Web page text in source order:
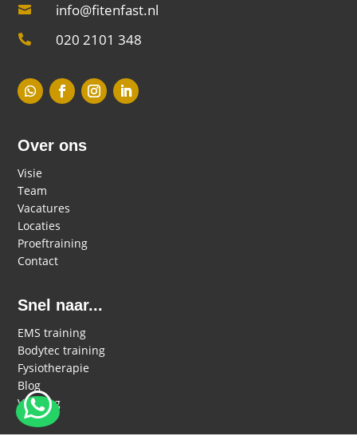
 info@fitenfast.nl
 020 2101 348
Over ons
Visie
Team
Vacatures
Locaties
Proeftraining
Contact
Snel naar...
EMS training
Bodytec training
Fysiotherapie
Blog
Voeding
